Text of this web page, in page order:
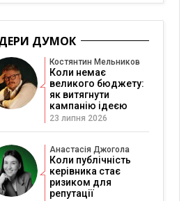
ДУМОК
Костянтин Мельников
Коли немає
великого бюджету:
як витягнути
кампанію ідеєю
23 липня 2026
Анастасія Джогола
Коли публічність
керівника стає
ризиком для
репутації